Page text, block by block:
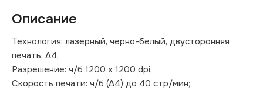
Описание
Технология: лазерный, черно-белый, двусторонняя
печать, A4,
Разрешение: ч/б 1200 x 1200 dpi,
Скорость печати: ч/б (A4) до 40 стр/мин;